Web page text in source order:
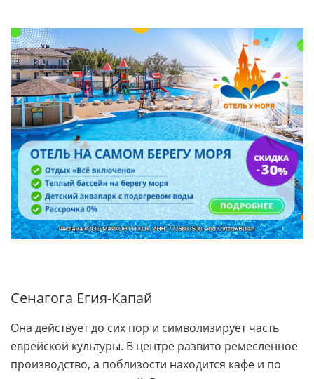
Сенагога Егия-Капай
Она действует до сих пор и символизирует часть
еврейской культуры. В центре развито ремесленное
производство, а поблизости находится кафе и по